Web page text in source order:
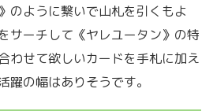
のように繋いで山札を引くもよ
サーチして《ヤレユータン》の特
わせて欲しいカードを手札に加え
躍の幅はありそうです。